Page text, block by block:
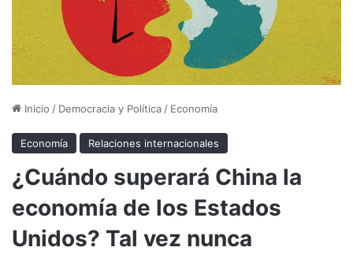
Inicio / Democracia y Política / Economía
Economía Relaciones internacionales
¿Cuándo superará China la
economía de los Estados
Unidos? Tal vez nunca